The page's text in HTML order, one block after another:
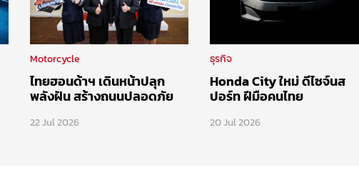
Motorcycle
ไทยฮอนด้าฯ เดินหน้าปลุก
พลังฝัน สร้างถนนปลอดภัย
22 Jul 2026
ธุรกิจ
Honda City ใหม่ ดีไซจ์นส
ปอร์ท ฝีมือคนไทย
20 Jul 2026